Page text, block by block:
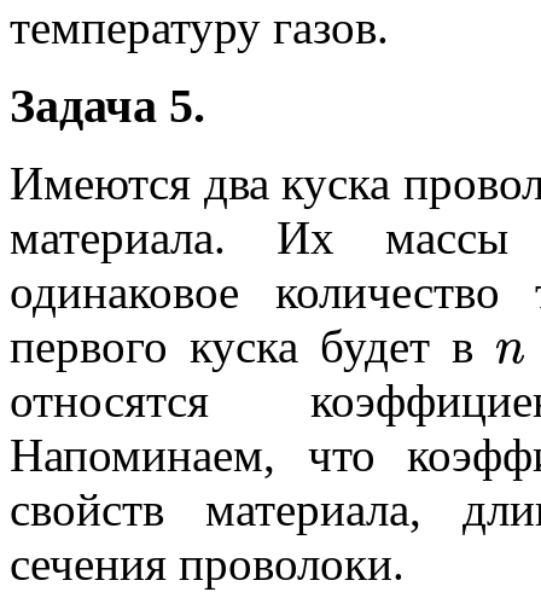
температуру газов.
Задача 5.
Имеются два куска
материала. Их
одинаковое
первого куска будет в n
относятся
Напоминаем, что
свойств материала,
сечения проволоки.